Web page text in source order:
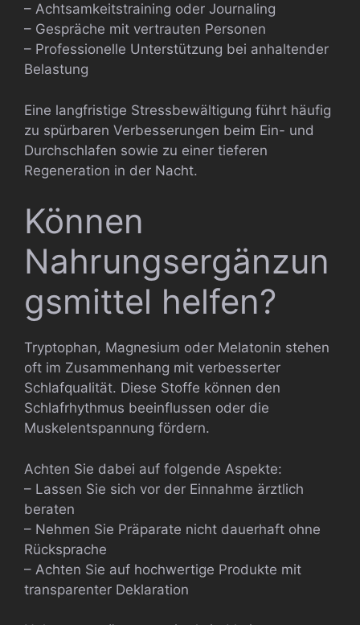
– Achtsamkeitstraining oder Journaling
– Gespräche mit vertrauten Personen
– Professionelle Unterstützung bei anhaltender
Belastung
Eine langfristige Stressbewältigung führt häufig
zu spürbaren Verbesserungen beim Ein- und
Durchschlafen sowie zu einer tieferen
Regeneration in der Nacht.
Können
Nahrungsergänzun
gsmittel helfen?
Tryptophan, Magnesium oder Melatonin stehen
oft im Zusammenhang mit verbesserter
Schlafqualität. Diese Stoffe können den
Schlafrhythmus beeinflussen oder die
Muskelentspannung fördern.
Achten Sie dabei auf folgende Aspekte:
– Lassen Sie sich vor der Einnahme ärztlich
beraten
– Nehmen Sie Präparate nicht dauerhaft ohne
Rücksprache
– Achten Sie auf hochwertige Produkte mit
transparenter Deklaration